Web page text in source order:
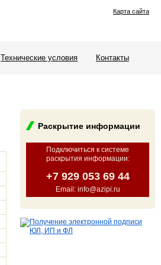
Карта сайта
Технические условия
Контакты
Раскрытие информации
Подключиться к системе
раскрытия информации:
+7 929 053 69 44
Email: info@azipi.ru